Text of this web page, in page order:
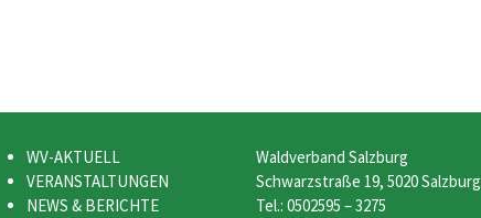
WV-AKTUELL
VERANSTALTUNGEN
NEWS & BERICHTE
Waldverband Salzburg
Schwarzstraße 19, 5020 Salzburg
Tel.: 0502595 – 3275